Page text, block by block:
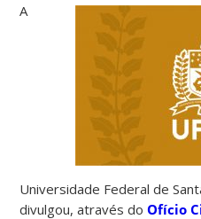
A
Universidade Federal de
divulgou, através doOfício